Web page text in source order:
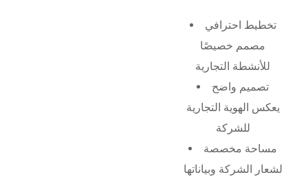
تخطيط احترافي
مصمم خصيصًا
للأنشطة التجارية
تصميم واضح
يعكس الهوية التجارية
للشركة
مساحة مخصصة
لشعار الشركة وبياناتها